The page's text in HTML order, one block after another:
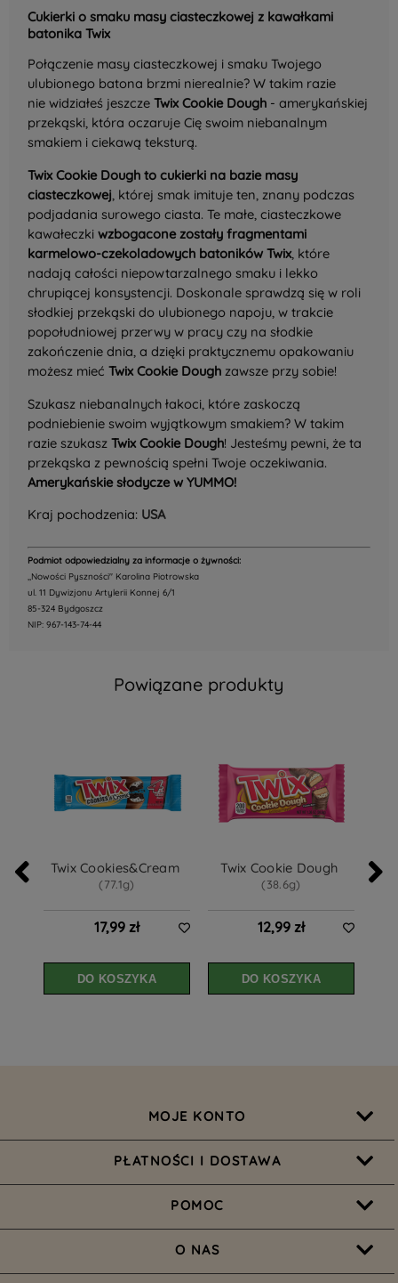
Cukierki o smaku masy ciasteczkowej z kawałkami
batonika Twix
Połączenie masy ciasteczkowej i smaku Twojego
ulubionego batona brzmi nierealnie? W takim razie
nie widziałeś jeszczeTwix Cookie Dough - amerykańskiej
przekąski, która oczaruje Cię swoim niebanalnym
smakiem i ciekawą teksturą.
Twix Cookie Dough to cukierki na bazie masy
ciasteczkowej, której smak imituje ten, znany podczas
podjadania surowego ciasta. Te małe, ciasteczkowe
kawałeczkiwzbogacone zostały fragmentami
karmelowo-czekoladowych batoników Twix, które
nadają całości niepowtarzalnego smaku i lekko
chrupiącej konsystencji. Doskonale sprawdzą się w roli
słodkiej przekąski do ulubionego napoju, w trakcie
popołudniowej przerwy w pracy czy na słodkie
zakończenie dnia, a dzięki praktycznemu opakowaniu
możesz miećTwix Cookie Dough zawsze przy sobie!
Szukasz niebanalnych łakoci, które zaskoczą
podniebienie swoim wyjątkowym smakiem? W takim
razie szukaszTwix Cookie Dough! Jesteśmy pewni, że ta
przekąska z pewnością spełni Twoje oczekiwania.
Amerykańskie słodycze w YUMMO!
Kraj pochodzenia: USA
Podmiot odpowiedzialny za informacje o żywności:
,,Nowości Pyszności" Karolina Piotrowska
ul. 11 Dywizjonu Artylerii Konnej 6/1
85-324 Bydgoszcz
NIP: 967-143-74-44
Powiązane produkty
Twix Cookies&Cream
(77.1g)
17,99 zł
DO KOSZYKA
Twix Cookie Dough
(38.6g)
12,99 zł
DO KOSZYKA
MOJE KONTO
PŁATNOŚCI I DOSTAWA
POMOC
O NAS